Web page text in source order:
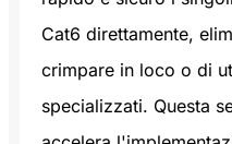
Cat6 direttamente,
crimpare in loco o di
specializzati. Questa